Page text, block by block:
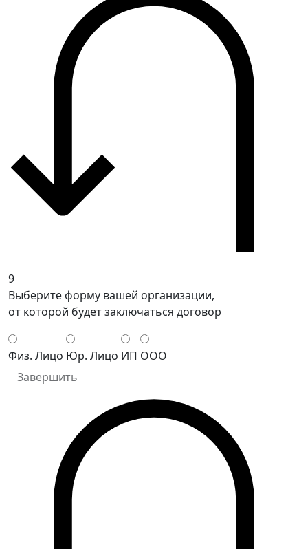
9
Выберите форму вашей организации,
от которой будет заключаться договор
Физ. Лицо Юр. Лицо ИП ООО
Завершить